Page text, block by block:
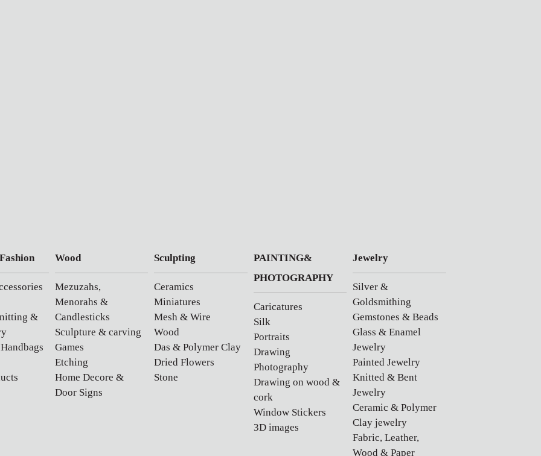
Jewelry
Silver &
Goldsmithing
Gemstones & Beads
Glass & Enamel
Jewelry
Painted Jewelry
Knitted & Bent
Jewelry
Ceramic & Polymer
Clay jewelry
Fabric, Leather,
Wood & Paper
PAINTING&
PHOTOGRAPHY
Caricatures
Silk
Portraits
Drawing
Photography
Drawing on wood &
cork
Window Stickers
3D images
Sculpting
Ceramics
Miniatures
Mesh & Wire
Wood
Das & Polymer Clay
Dried Flowers
Stone
Wood
Mezuzahs,
Menorahs &
Candlesticks
Sculpture & carving
Games
Etching
Home Decore &
Door Signs
&